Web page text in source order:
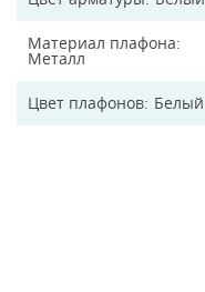
Материал плафона
Металл
Цвет плафонов Белый